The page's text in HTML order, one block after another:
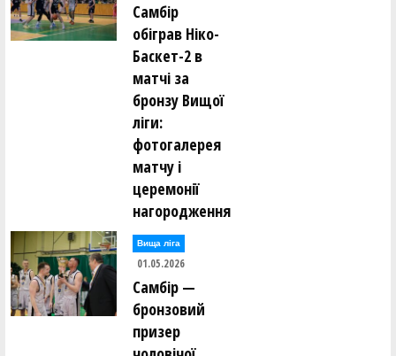
Самбір
обіграв Ніко-
Баскет-2 в
матчі за
бронзу Вищої
ліги:
фотогалерея
матчу і
церемонії
нагородження
Вища лiга
01.05.2026
Самбір —
бронзовий
призер